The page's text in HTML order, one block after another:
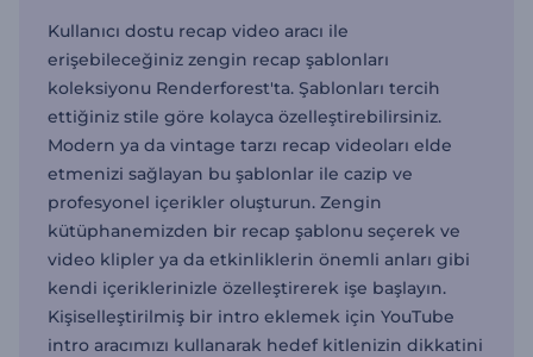
Kullanıcı dostu recap video aracı ile
erişebileceğiniz zengin recap şablonları
koleksiyonu Renderforest'ta. Şablonları tercih
ettiğiniz stile göre kolayca özelleştirebilirsiniz.
Modern ya da vintage tarzı recap videoları elde
etmenizi sağlayan bu şablonlar ile cazip ve
profesyonel içerikler oluşturun. Zengin
kütüphanemizden bir recap şablonu seçerek ve
video klipler ya da etkinliklerin önemli anları gibi
kendi içeriklerinizle özelleştirerek işe başlayın.
Kişiselleştirilmiş bir intro eklemek için YouTube
intro aracımızı kullanarak hedef kitlenizin dikkatini